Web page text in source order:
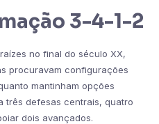
3-4-1-2
no final do século XX,
procuravam configurações
mantinham opções
três defesas centrais, quatro
dois avançados.